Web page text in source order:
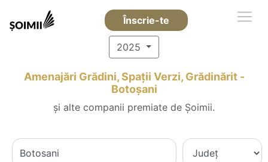
Înscrie-te
2025
Amenajări Grădini, Spații Verzi, Grădinărit -
Botoşani
și alte companii premiate de Șoimii.